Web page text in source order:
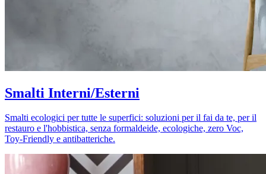
Smalti Interni/Esterni
Smalti ecologici per tutte le superfici: soluzioni per il fai da te, per il
restauro e l'hobbistica, senza formaldeide, ecologiche, zero Voc,
Toy-Friendly e antibatteriche.